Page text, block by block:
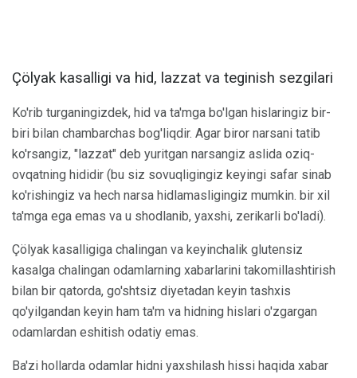
Çölyak kasalligi va hid, lazzat va teginish sezgilari
Ko'rib turganingizdek, hid va ta'mga bo'lgan hislaringiz bir-
biri bilan chambarchas bog'liqdir. Agar biror narsani tatib
ko'rsangiz, "lazzat" deb yuritgan narsangiz aslida oziq-
ovqatning hididir (bu siz sovuqligingiz keyingi safar sinab
ko'rishingiz va hech narsa hidlamasligingiz mumkin. bir xil
ta'mga ega emas va u shodlanib, yaxshi, zerikarli bo'ladi).
Çölyak kasalligiga chalingan va keyinchalik glutensiz
kasalga chalingan odamlarning xabarlarini takomillashtirish
bilan bir qatorda, go'shtsiz diyetadan keyin tashxis
qo'yilgandan keyin ham ta'm va hidning hislari o'zgargan
odamlardan eshitish odatiy emas.
Ba'zi hollarda odamlar hidni yaxshilash hissi haqida xabar